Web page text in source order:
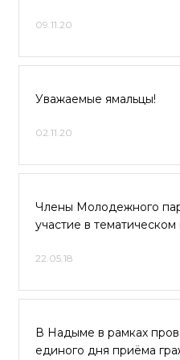
09.11.20
Уважаемые ямальцы!
02.11.20
Члены Молодежного
участие в
22.05.18
В Надыме в рамках
единого дня приёма